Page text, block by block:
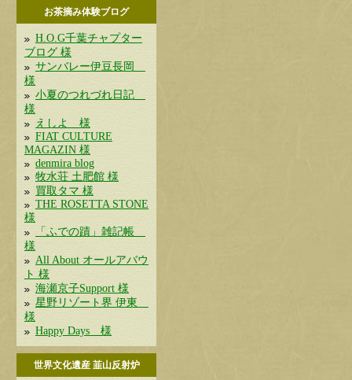
お茶摘み体験ブログ
H.O.G千葉チャプター
ブログ 様
サンバレー伊豆長岡
様
小夏のつれづれ日記
様
えしよ 様
FIAT CULTURE
MAGAZIN 様
denmira blog
牧水荘 土肥館 様
買取タマ 様
THE ROSETTA STONE
様
「ふでの蹟」雑記帳
様
All About オールアバウ
ト 様
海瀬京子Support 様
星野リゾート界 伊東
様
Happy Days 様
世界文化遺産 韮山反射炉